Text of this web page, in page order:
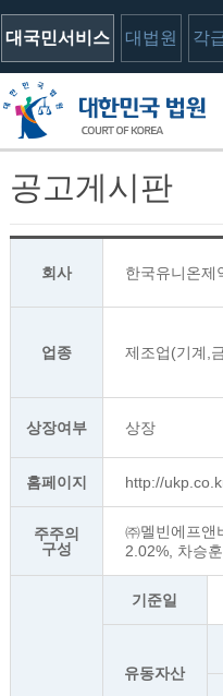
대국민서비스 대법원 각
공고게시판
회사 한국유니온제
업종 제조업(기계,
상장여부 상장
홈페이지 http://
주주의
구성
㈜멜빈에프앤
2.02%, 차승
기준일
유동자산